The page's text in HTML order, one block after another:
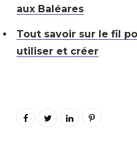
aux Baléares
Tout savoir sur le fil
utiliser et créer